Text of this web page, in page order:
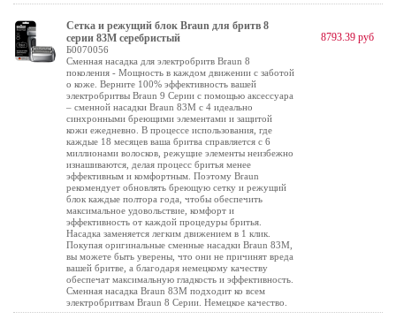
Сетка и режущий блок Braun для бритв 8
серии 83M серебристый
Б0070056
Сменная насадка для электробритв Braun 8
поколения - Мощность в каждом движении с заботой
о коже. Верните 100% эффективность вашей
электробритвы Braun 9 Серии с помощью аксессуара
– сменной насадки Braun 83M с 4 идеально
синхронными бреющими элементами и защитой
кожи ежедневно. В процессе использования, где
каждые 18 месяцев ваша бритва справляется с 6
миллионами волосков, режущие элементы неизбежно
изнашиваются, делая процесс бритья менее
эффективным и комфортным. Поэтому Braun
рекомендует обновлять бреющую сетку и режущий
блок каждые полтора года, чтобы обеспечить
максимальное удовольствие, комфорт и
эффективность от каждой процедуры бритья.
Насадка заменяется легким движением в 1 клик.
Покупая оригинальные сменные насадки Braun 83M,
вы можете быть уверены, что они не причинят вреда
вашей бритве, а благодаря немецкому качеству
обеспечат максимальную гладкость и эффективность.
Сменная насадка Braun 83M подходит ко всем
электробритвам Braun 8 Серии. Немецкое качество.
8793.39 руб